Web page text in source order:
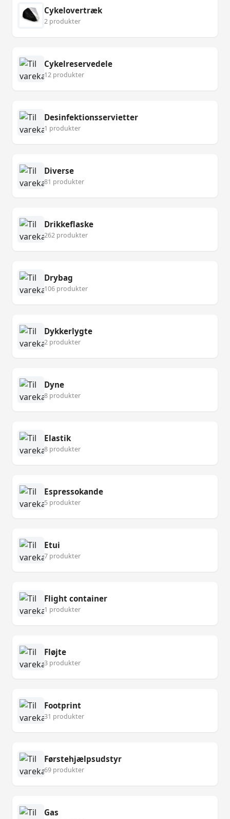
Cykelovertræk
2 produkter
Cykelreservedele
12 produkter
Desinfektionsservietter
1 produkter
Diverse
81 produkter
Drikkeflaske
262 produkter
Drybag
106 produkter
Dykkerlygte
2 produkter
Dyne
8 produkter
Elastik
8 produkter
Espressokande
5 produkter
Etui
7 produkter
Flight container
1 produkter
Fløjte
3 produkter
Footprint
31 produkter
Førstehjælpsudstyr
69 produkter
Gas